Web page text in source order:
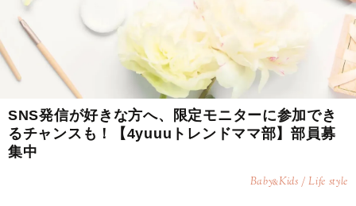
SNS発信が好きな方へ、限定モニターに参加でき
るチャンスも！【4yuuuトレンドママ部】部員募
集中
Baby&Kids / Life style